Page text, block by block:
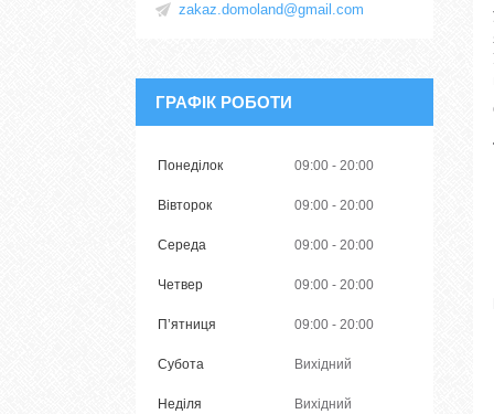
zakaz.domoland@gmail.com
ГРАФІК РОБОТИ
Понеділок 09:00 20:00
Вівторок 09:00 20:00
Середа 09:00 20:00
Четвер 09:00 20:00
Пʼятниця 09:00 20:00
Субота Вихідний
Неділя Вихідний